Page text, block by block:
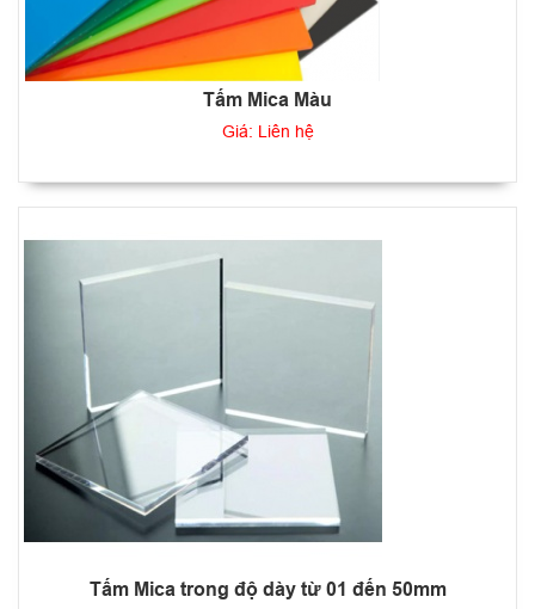
Tấm Mica Màu
Giá: Liên hệ
Tấm Mica trong độ dày từ 01 đến 50mm